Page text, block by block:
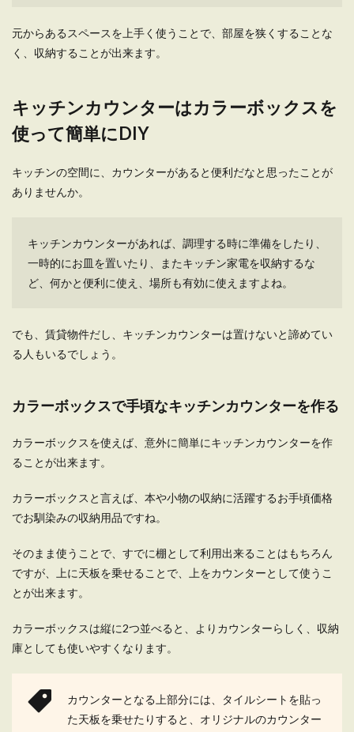
元からあるスペースを上手く使うことで、部屋を狭くすることな
く、収納することが出来ます。
キッチンカウンターはカラーボックスを
使って簡単にDIY
キッチンの空間に、カウンターがあると便利だなと思ったことが
ありませんか。
キッチンカウンターがあれば、調理する時に準備をしたり、
一時的にお皿を置いたり、またキッチン家電を収納するな
ど、何かと便利に使え、場所も有効に使えますよね。
でも、賃貸物件だし、キッチンカウンターは置けないと諦めてい
る人もいるでしょう。
カラーボックスで手頃なキッチンカウンターを作る
カラーボックスを使えば、意外に簡単にキッチンカウンターを作
ることが出来ます。
カラーボックスと言えば、本や小物の収納に活躍するお手頃価格
でお馴染みの収納用品ですね。
そのまま使うことで、すでに棚として利用出来ることはもちろん
ですが、上に天板を乗せることで、上をカウンターとして使うこ
とが出来ます。
カラーボックスは縦に2つ並べると、よりカウンターらしく、収納
庫としても使いやすくなります。
カウンターとなる上部分には、タイルシートを貼っ
た天板を乗せたりすると、オリジナルのカウンター